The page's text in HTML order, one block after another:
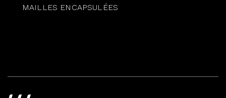
MAILLES ENCAPSULÉES